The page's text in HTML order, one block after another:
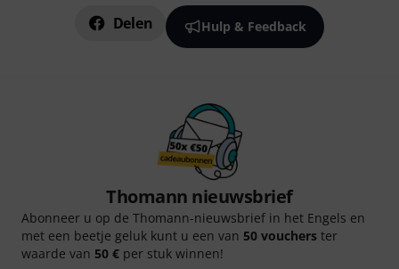
Delen Hulp & Feedback
Thomann nieuwsbrief
Abonneer u op de Thomann-nieuwsbrief in het Engels en
met een beetje geluk kunt u een van 50 vouchers ter
waarde van 50 € per stuk winnen!